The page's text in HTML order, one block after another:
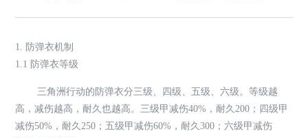
1. 防弹衣机制
1.1 防弹衣等级
三角洲行动的防弹衣分三级、四级、五级、六级。等级越
高，减伤越高，耐久也越高。三级甲减伤40%，耐久200；四级甲
减伤50%，耐久250；五级甲减伤60%，耐久300；六级甲减伤